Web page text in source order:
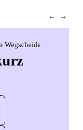
← →
Wegscheide